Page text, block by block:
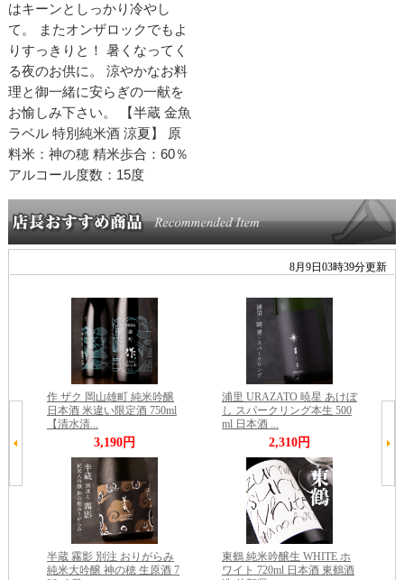
はキーンとしっかり冷やし
て。 またオンザロックでもよ
りすっきりと！ 暑くなってく
る夜のお供に。 涼やかなお料
理と御一緒に安らぎの一献を
お愉しみ下さい。 【半蔵 金魚
ラベル 特別純米酒 涼夏】 原
料米：神の穂 精米歩合：60％
アルコール度数：15度